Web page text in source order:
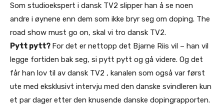
Som studioekspert i dansk TV2 slipper han å se noen
andre i øynene enn dem som ikke bryr seg om doping. The
road show must go on, skal vi tro dansk TV2.
Pytt pytt? For det er nettopp det Bjarne Riis vil – han vil
legge fortiden bak seg, si pytt pytt og gå videre. Og det
får han lov til av dansk TV2 , kanalen som også var først
ute med eksklusivt intervju med den danske svindleren kun
et par dager etter den knusende danske dopingrapporten.